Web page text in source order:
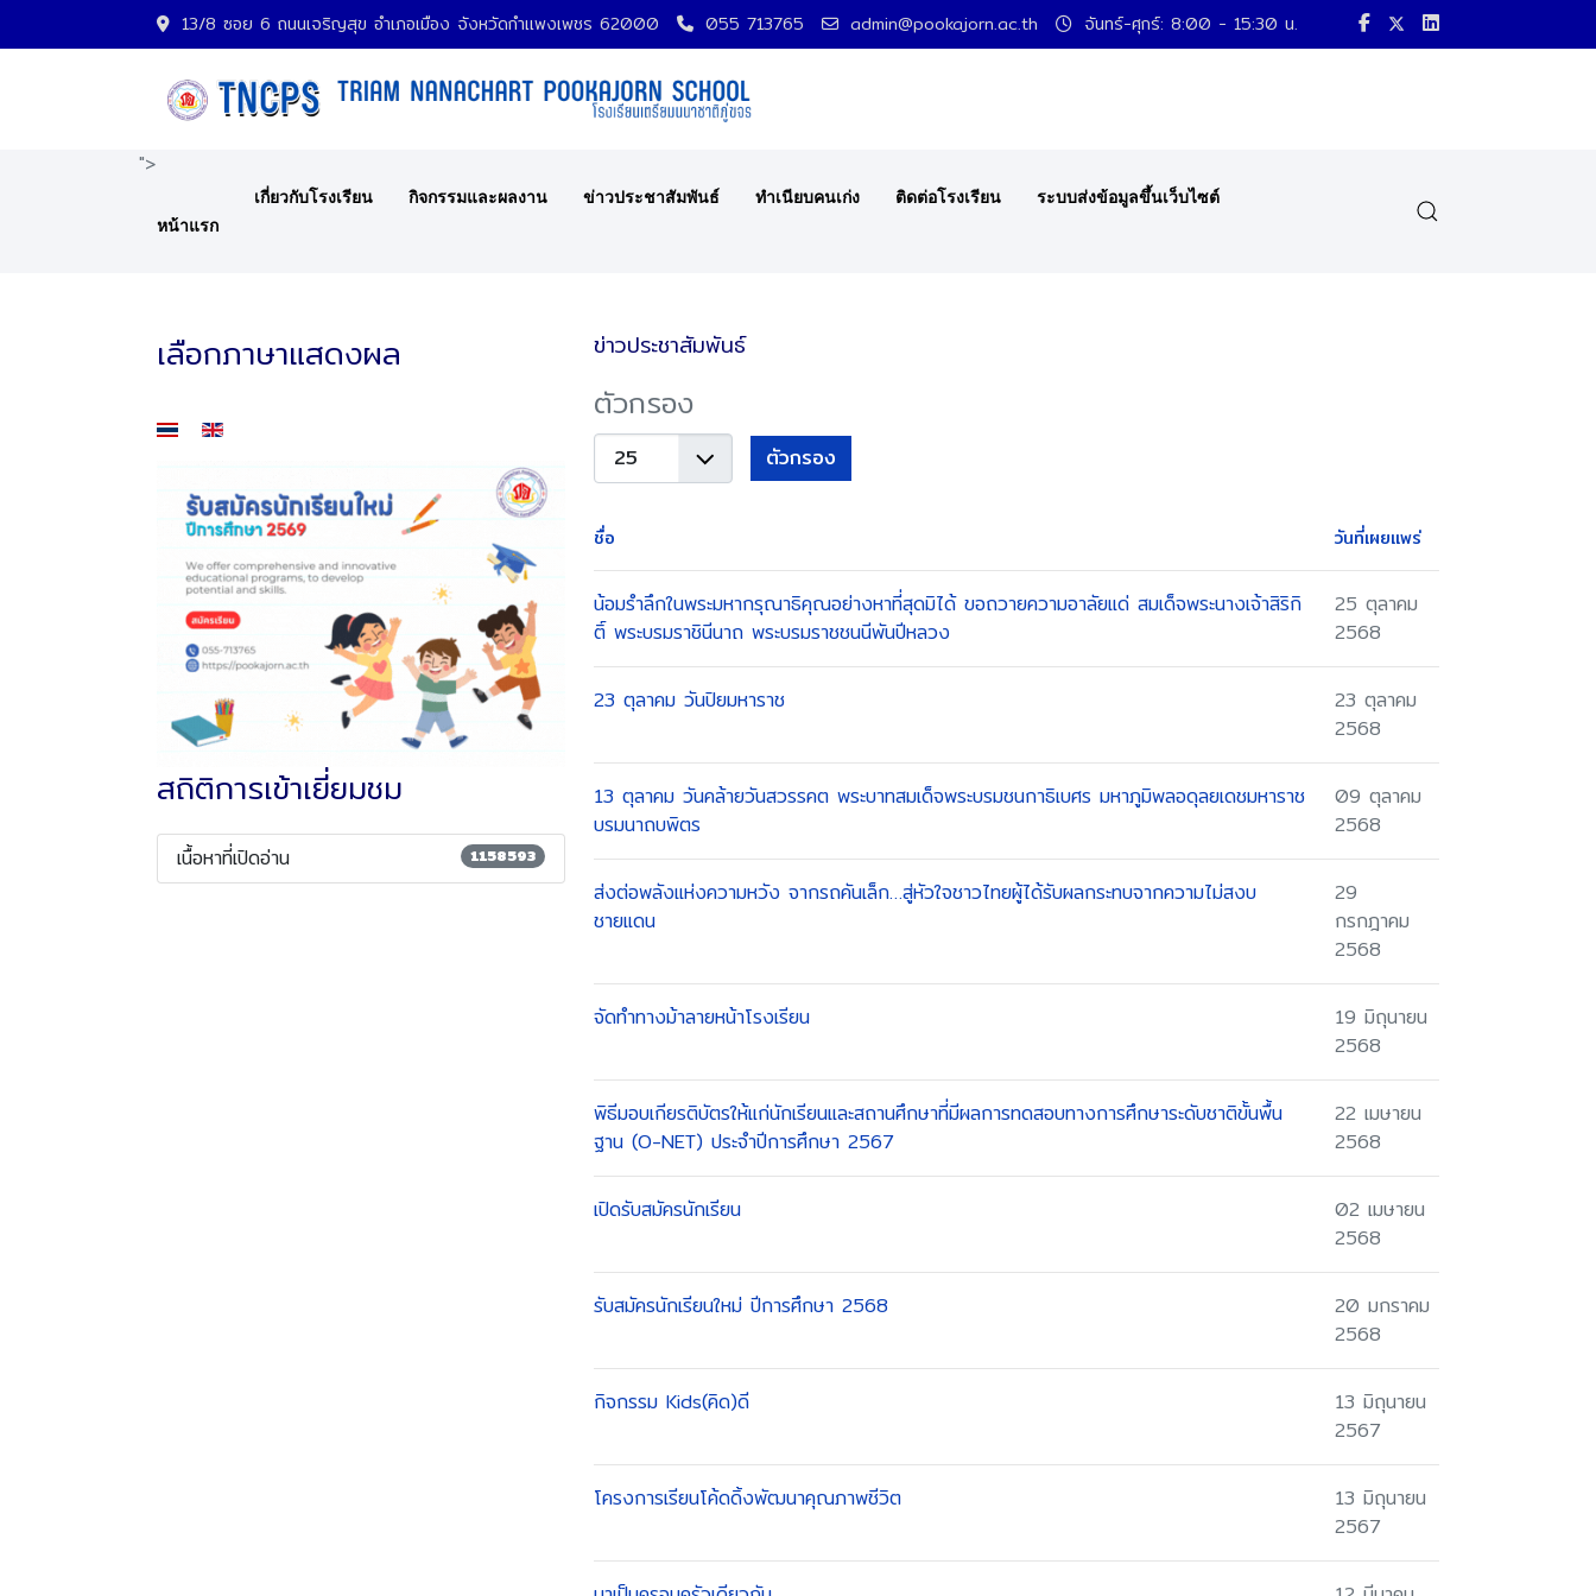
13/8 ซอย 6 ถนนเจริญสุข อำเภอเมือง จังหวัดกำแพงเพชร 62000 055 713765 admin@pookajorn.ac.th จันทร์-ศุกร์: 8:00 - 15:30 น.
">
หน้าแรก
เกี่ยวกับโรงเรียน กิจกรรมและผลงาน ข่าวประชาสัมพันธ์ ทำเนียบคนเก่ง ติดต่อโรงเรียน ระบบส่งข้อมูลขึ้นเว็บไซต์
เลือกภาษาแสดงผล
เลือกภาษาของคุณ
สถิติการเข้าเยี่ยมชม
เนื้อหาที่เปิดอ่าน 1158593
ข่าวประชาสัมพันธ์
ตัวกรอง
แสดง
#
ตัวกรอง
ชื่อ วันที่เผยแพร่
น้อมรำลึกในพระมหากรุณาธิคุณอย่างหาที่สุดมิได้ ขอถวายความอาลัยแด่ สมเด็จพระนางเจ้าสิริกิ
ติ์ พระบรมราชินีนาถ พระบรมราชชนนีพันปีหลวง
25 ตุลาคม
2568
23 ตุลาคม วันปิยมหาราช
23 ตุลาคม
2568
13 ตุลาคม วันคล้ายวันสวรรคต พระบาทสมเด็จพระบรมชนกาธิเบศร มหาภูมิพลอดุลยเดชมหาราช
บรมนาถบพิตร
09 ตุลาคม
2568
ส่งต่อพลังแห่งความหวัง จากรถคันเล็ก…สู่หัวใจชาวไทยผู้ได้รับผลกระทบจากความไม่สงบ
ชายแดน
29
กรกฎาคม
2568
จัดทำทางม้าลายหน้าโรงเรียน
19 มิถุนายน
2568
พิธีมอบเกียรติบัตรให้แก่นักเรียนและสถานศึกษาที่มีผลการทดสอบทางการศึกษาระดับชาติขั้นพื้น
ฐาน (O-NET) ประจำปีการศึกษา 2567
22 เมษายน
2568
เปิดรับสมัครนักเรียน
02 เมษายน
2568
รับสมัครนักเรียนใหม่ ปีการศึกษา 2568
20 มกราคม
2568
กิจกรรม Kids(คิด)ดี
13 มิถุนายน
2567
โครงการเรียนโค้ดดิ้งพัฒนาคุณภาพชีวิต
13 มิถุนายน
2567